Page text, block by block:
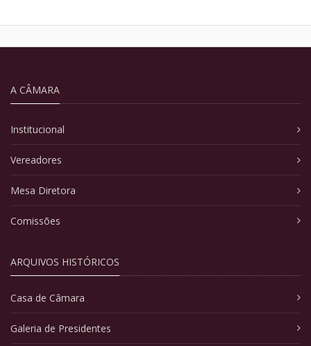
A CÂMARA
Institucional
Vereadores
Mesa Diretora
Comissões
ARQUIVOS HISTÓRICOS
Casa de Câmara
Galeria de Presidentes